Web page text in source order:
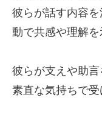
彼らが話す内容
動で共感や理解を
彼らが支えや助言
素直な気持ちで受